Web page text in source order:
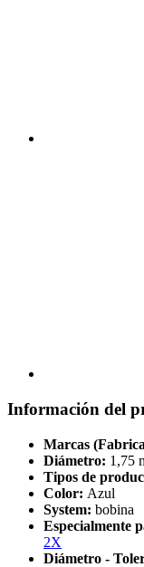
Información del
Marcas
Diámetro: 1,75
Tipos de
Color: Azul
System: bobina
Especialmente
2X
Diámetro -